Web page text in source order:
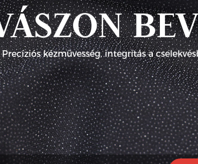
Precíziós kézművesség, integritás a